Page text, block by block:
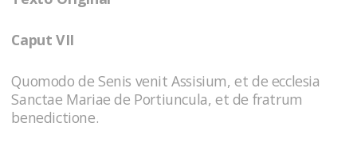
Caput VII
Quomodo de Senis venit Assisium, et de ecclesia
Sanctae Mariae de Portiuncula, et de fratrum
benedictione.